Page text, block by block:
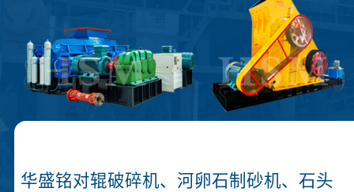
华盛铭对辊破碎机、河卵石制砂机、石头